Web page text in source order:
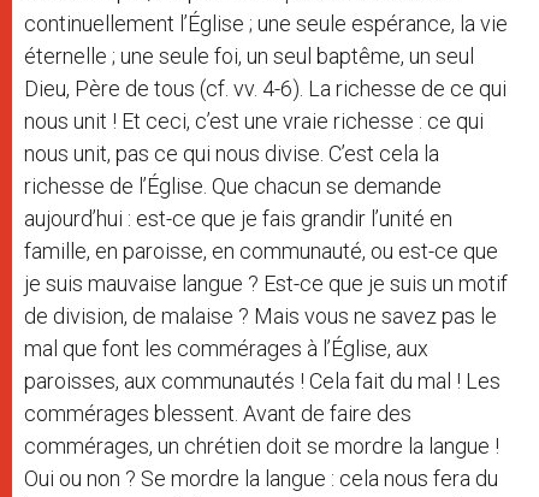
continuellement l’Église ; une seule espérance, la vie
éternelle ; une seule foi, un seul baptême, un seul
Dieu, Père de tous (cf. vv. 4-6). La richesse de ce qui
nous unit ! Et ceci, c’est une vraie richesse : ce qui
nous unit, pas ce qui nous divise. C’est cela la
richesse de l’Église. Que chacun se demande
aujourd’hui : est-ce que je fais grandir l’unité en
famille, en paroisse, en communauté, ou est-ce que
je suis mauvaise langue ? Est-ce que je suis un motif
de division, de malaise ? Mais vous ne savez pas le
mal que font les commérages à l’Église, aux
paroisses, aux communautés ! Cela fait du mal ! Les
commérages blessent. Avant de faire des
commérages, un chrétien doit se mordre la langue !
Oui ou non ? Se mordre la langue : cela nous fera du